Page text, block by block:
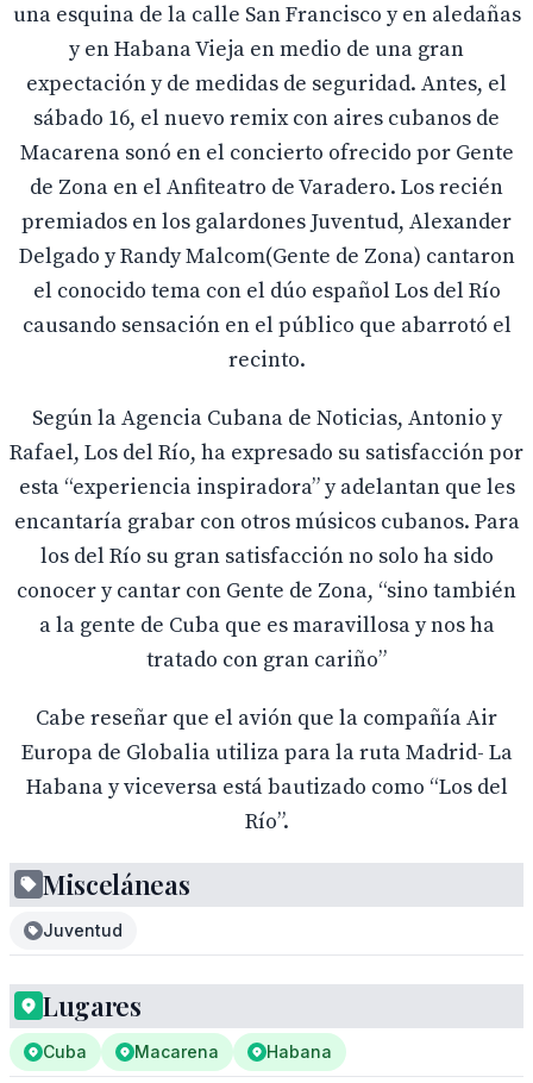
una esquina de la calle San Francisco y en aledañas
y en Habana Vieja en medio de una gran
expectación y de medidas de seguridad. Antes, el
sábado 16, el nuevo remix con aires cubanos de
Macarena sonó en el concierto ofrecido por Gente
de Zona en el Anfiteatro de Varadero. Los recién
premiados en los galardones Juventud, Alexander
Delgado y Randy Malcom(Gente de Zona) cantaron
el conocido tema con el dúo español Los del Río
causando sensación en el público que abarrotó el
recinto.
Según la Agencia Cubana de Noticias, Antonio y
Rafael, Los del Río, ha expresado su satisfacción por
esta “experiencia inspiradora” y adelantan que les
encantaría grabar con otros músicos cubanos. Para
los del Río su gran satisfacción no solo ha sido
conocer y cantar con Gente de Zona, “sino también
a la gente de Cuba que es maravillosa y nos ha
tratado con gran cariño”
Cabe reseñar que el avión que la compañía Air
Europa de Globalia utiliza para la ruta Madrid- La
Habana y viceversa está bautizado como “Los del
Río”.
Misceláneas
Juventud
Lugares
Cuba Macarena Habana